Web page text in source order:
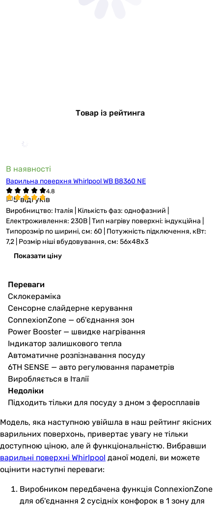
Товар із рейтинга
В наявності
Варильна поверхня Whirlpool WB B8360 NE
5 відгуків
Виробництво: Італія | Кількість фаз: однофазний |
Електроживлення: 230В | Тип нагріву поверхні: індукційна |
Типорозмір по ширині, см: 60 | Потужність підключення, кВт:
7,2 | Розмір ніші вбудовування, см: 56x48x3
Показати ціну
Переваги
Склокераміка
Сенсорне слайдерне керування
ConnexionZone — об'єднання зон
Power Booster — швидке нагрівання
Індикатор залишкового тепла
Автоматичне розпізнавання посуду
6TH SENSE — авто регулювання параметрів
Виробляється в Італії
Недоліки
Підходить тільки для посуду з дном з феросплавів
Модель, яка наступною увійшла в наш рейтинг якісних
варильних поверхонь, привертає увагу не тільки
доступною ціною, але й функціональністю. Вибравши
варильні поверхні Whirlpool даної моделі, ви можете
оцінити наступні переваги:
Виробником передбачена функція ConnexionZone
для об'єднання 2 сусідніх конфорок в 1 зону для